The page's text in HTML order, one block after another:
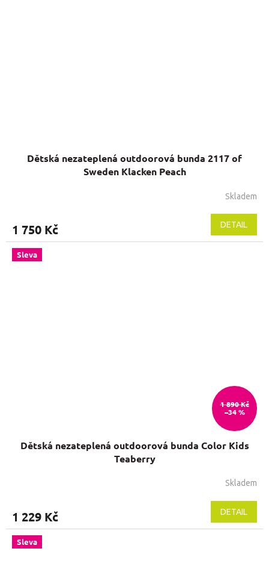
Dětská nezateplená outdoorová bunda 2117 of
Sweden Klacken Peach
Skladem
1 750 Kč DETAIL
Sleva
1 890 Kč
–34 %
Dětská nezateplená outdoorová bunda Color Kids
Teaberry
je
5,0
Skladem
1 229 Kč DETAIL
Sleva